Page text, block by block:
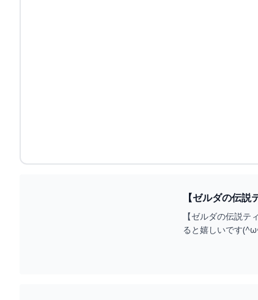
【ゼルダの伝
【ゼルダの伝説
ると嬉しいです